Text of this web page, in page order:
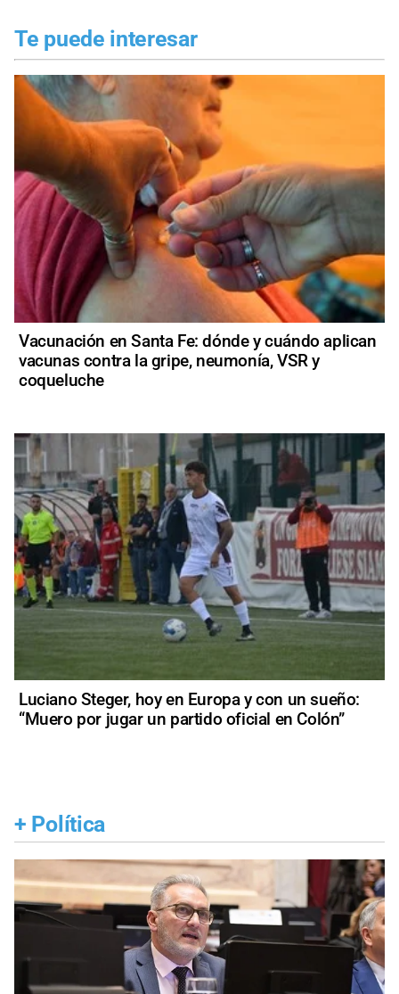
Te puede interesar
Vacunación en Santa Fe: dónde y cuándo aplican
vacunas contra la gripe, neumonía, VSR y
coqueluche
Luciano Steger, hoy en Europa y con un sueño:
“Muero por jugar un partido oficial en Colón”
+ Política